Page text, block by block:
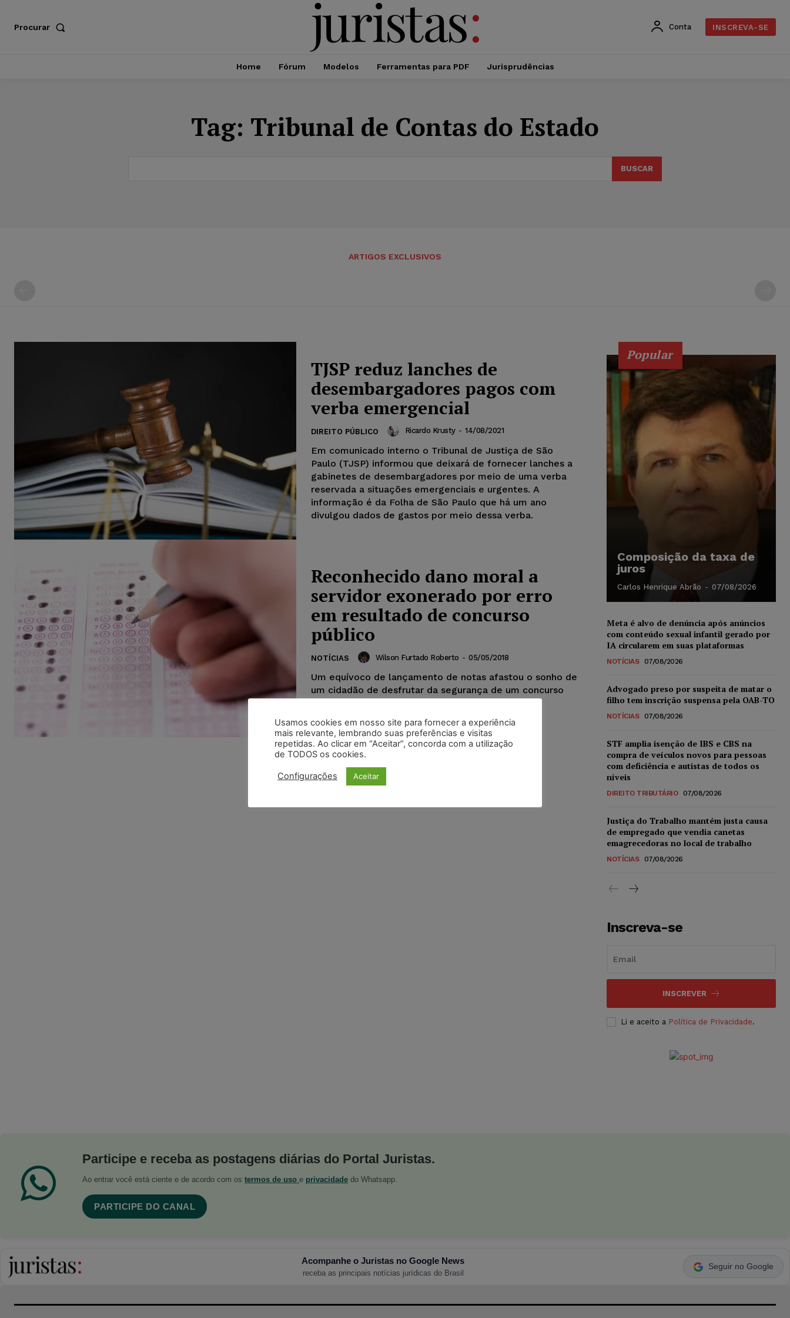
Procurar Conta INSCREVA-SE
Home Fórum Modelos Ferramentas para PDF Jurisprudências
Tag: Tribunal de Contas do Estado
BUSCAR
ARTIGOS EXCLUSIVOS
TJSP reduz lanches de
desembargadores pagos com
verba emergencial
DIREITO PÚBLICO Ricardo Krusty - 14/08/2021
Em comunicado interno o Tribunal de Justiça de São
Paulo (TJSP) informou que deixará de fornecer lanches a
gabinetes de desembargadores por meio de uma verba
reservada a situações emergenciais e urgentes. A
informação é da Folha de São Paulo que há um ano
divulgou dados de gastos por meio dessa verba.
Reconhecido dano moral a
servidor exonerado por erro
em resultado de concurso
público
NOTÍCIAS Wilson Furtado Roberto - 05/05/2018
Um equívoco de lançamento de notas afastou o sonho de
um cidadão de desfrutar da segurança de um concurso
Popular
Composição da taxa de
juros
Carlos Henrique Abrão - 07/08/2026
Meta é alvo de denúncia após anúncios
com conteúdo sexual infantil gerado por
IA circularem em suas plataformas
NOTÍCIAS 07/08/2026
Advogado preso por suspeita de matar o
filho tem inscrição suspensa pela OAB-TO
NOTÍCIAS 07/08/2026
STF amplia isenção de IBS e CBS na
compra de veículos novos para pessoas
com deficiência e autistas de todos os
níveis
DIREITO TRIBUTÁRIO 07/08/2026
Justiça do Trabalho mantém justa causa
de empregado que vendia canetas
emagrecedoras no local de trabalho
NOTÍCIAS 07/08/2026
Inscreva-se
INSCREVER
Li e aceito a Política de Privacidade.
Participe e receba as postagens diárias do Portal Juristas.
Ao entrar você está ciente e de acordo com os termos de uso e privacidade do Whatsapp.
PARTICIPE DO CANAL
Acompanhe o Juristas no Google News
receba as principais notícias jurídicas do Brasil
Seguir no Google
Usamos cookies em nosso site para fornecer a experiência
mais relevante, lembrando suas preferências e visitas
repetidas. Ao clicar em “Aceitar”, concorda com a utilização
de TODOS os cookies.
Configurações Aceitar